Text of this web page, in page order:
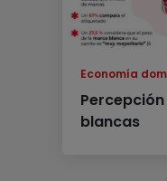
Economía
blancas